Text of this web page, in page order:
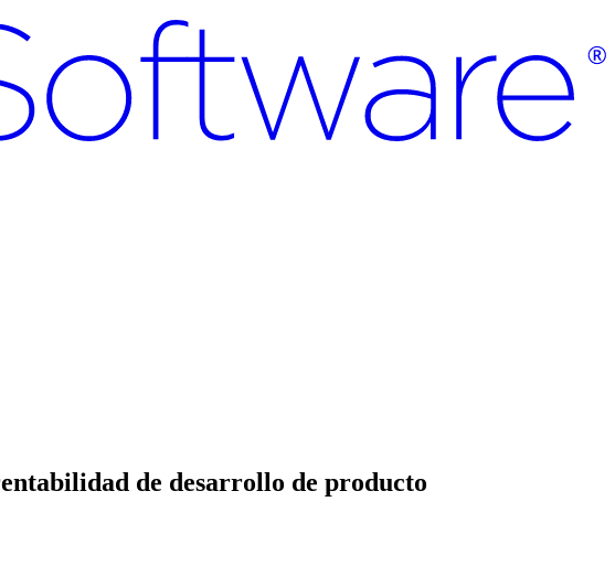
de desarrollo de producto